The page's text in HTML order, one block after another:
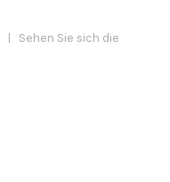
| Sehen Sie sich die